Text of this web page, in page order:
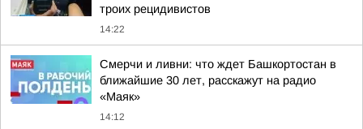
троих рецидивистов
14:22
Смерчи и ливни: что ждет Башкортостан в
ближайшие 30 лет, расскажут на радио
«Маяк»
14:12